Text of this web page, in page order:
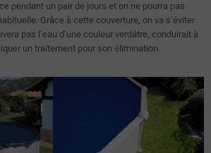
pendant un pair de jours et on ne pourra pas
Grâce à cette couverture, on va s’éviter
pas l’eau d’une couleur verdâtre, conduirait à
un traitement pour son élimination.